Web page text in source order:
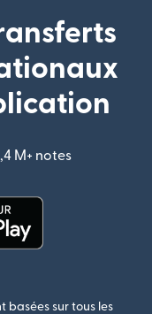
M+ notes
basées sur tous les